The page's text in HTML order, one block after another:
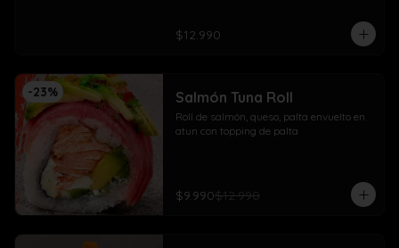
$12.990
-23% Salmón Tuna Roll
Roll de salmón, queso, palta envuelto en
atun con topping de palta
$9.990$12.990